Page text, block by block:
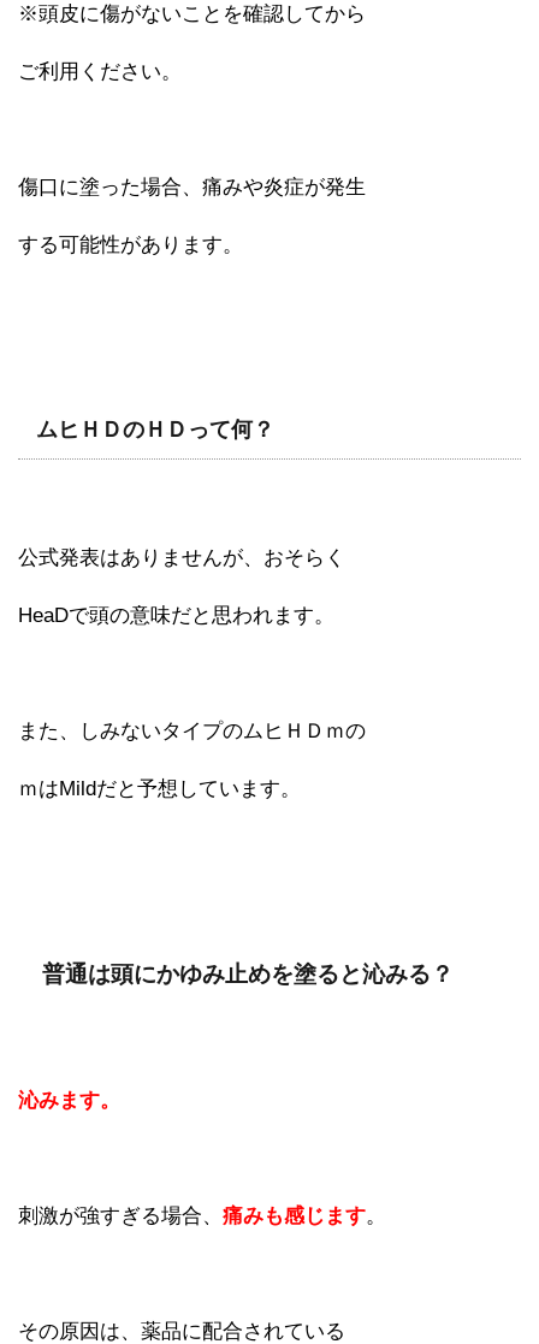
※頭皮に傷がないことを確認してから
ご利用ください。
傷口に塗った場合、痛みや炎症が発生
する可能性があります。
ムヒＨＤのＨＤって何？
公式発表はありませんが、おそらく
HeaDで頭の意味だと思われます。
また、しみないタイプのムヒＨＤｍの
ｍはMildだと予想しています。
普通は頭にかゆみ止めを塗ると沁みる？
沁みます。
刺激が強すぎる場合、 痛みも感じます。
その原因は、薬品に配合されている